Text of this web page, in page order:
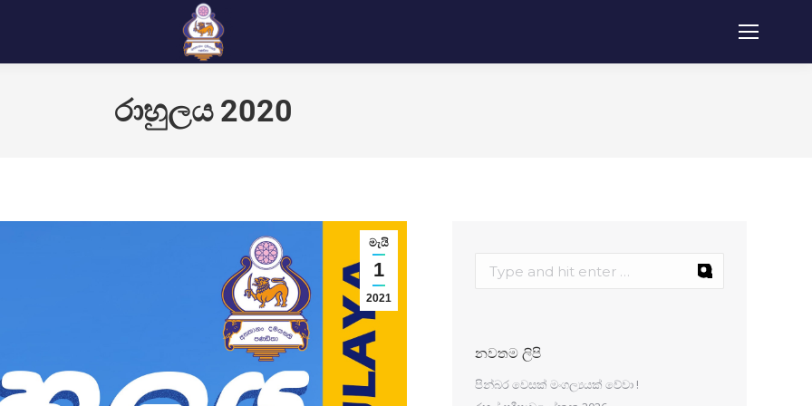
රාහුලය 2020
මැයි
1
2021
නවතම ලිපි
පින්බර වෙසක් මංගල්‍යයක් වේවා !